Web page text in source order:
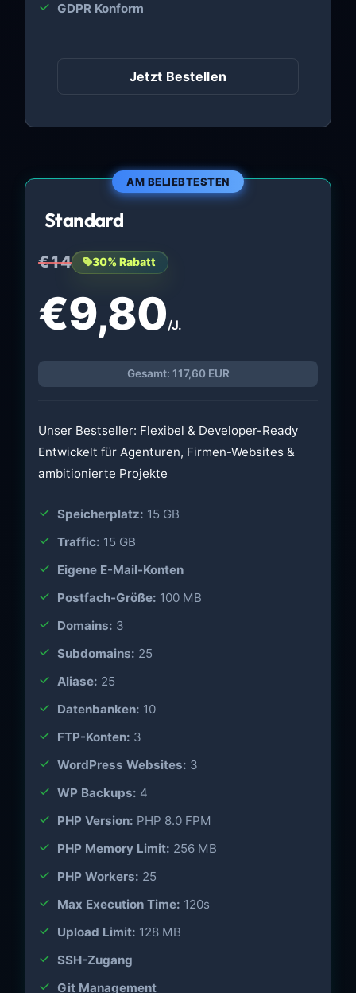
GDPR Konform
Jetzt Bestellen
AM BELIEBTESTEN
Standard
30% Rabatt
€14
€9,80/J.
Gesamt: 117,60 EUR
Unser Bestseller: Flexibel & Developer-Ready
Entwickelt für Agenturen, Firmen-Websites &
ambitionierte Projekte
Speicherplatz: 15 GB
Traffic: 15 GB
Eigene E-Mail-Konten
Postfach-Größe: 100 MB
Domains: 3
Subdomains: 25
Aliase: 25
Datenbanken: 10
FTP-Konten: 3
WordPress Websites: 3
WP Backups: 4
PHP Version: PHP 8.0 FPM
PHP Memory Limit: 256 MB
PHP Workers: 25
Max Execution Time: 120s
Upload Limit: 128 MB
SSH-Zugang
Git Management